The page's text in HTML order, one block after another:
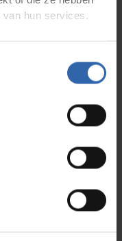
hun services.
zu